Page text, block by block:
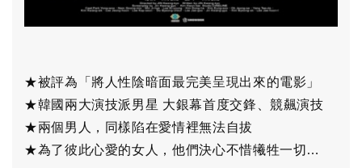
​★被評為「將人性陰暗面最完美呈現出來的電影」
​★韓國兩大演技派男星 大銀幕首度交鋒、競飆演技
★兩個男人，同樣陷在愛情裡無法自拔
★為了彼此心愛的女人，他們決心不惜犧牲一切…